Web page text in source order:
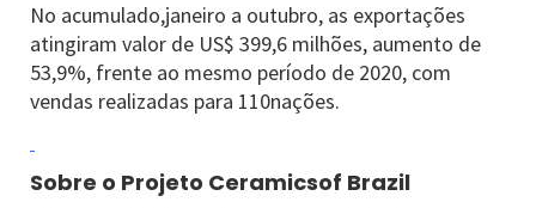
No acumulado,janeiro a outubro, as exportações
atingiram valor de US$ 399,6 milhões, aumento de
53,9%, frente ao mesmo período de 2020, com
vendas realizadas para 110nações.
Sobre o Projeto Ceramicsof Brazil